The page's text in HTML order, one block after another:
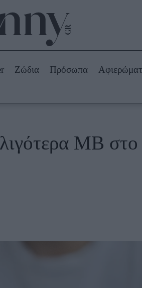
Beauty -
Ομορφιά
Skincare
Μακιγιάζ
Ζώδια
Ζώδια Πρόσωπα
ΜΒ στο